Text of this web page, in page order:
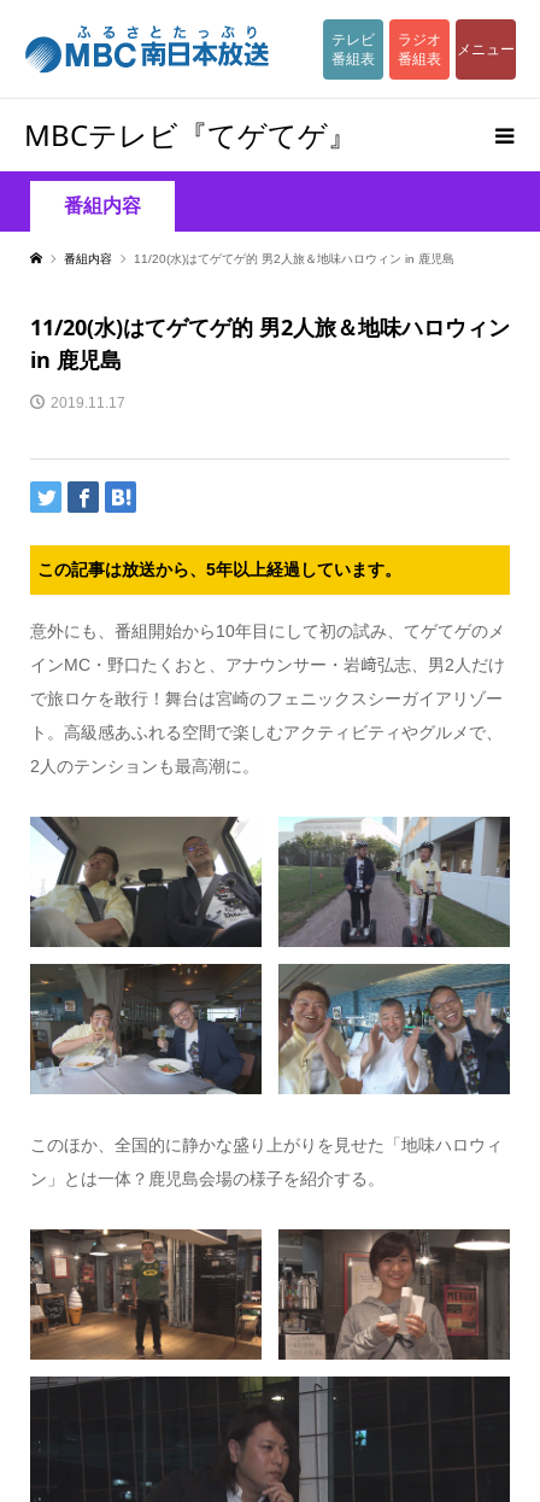
テレビ
番組表
ラジオ
番組表
メニュー
MBCテレビ『てゲてゲ』
番組内容
番組内容 11/20(水)はてゲてゲ的 男2人旅＆地味ハロウィン in 鹿児島
11/20(水)はてゲてゲ的 男2人旅＆地味ハロウィン
in 鹿児島
2019.11.17
この記事は放送から、5年以上経過しています。
意外にも、番組開始から10年目にして初の試み、てゲてゲのメ
インMC・野口たくおと、アナウンサー・岩﨑弘志、男2人だけ
で旅ロケを敢行！舞台は宮崎のフェニックスシーガイアリゾー
ト。高級感あふれる空間で楽しむアクティビティやグルメで、
2人のテンションも最高潮に。
このほか、全国的に静かな盛り上がりを見せた「地味ハロウィ
ン」とは一体？鹿児島会場の様子を紹介する。